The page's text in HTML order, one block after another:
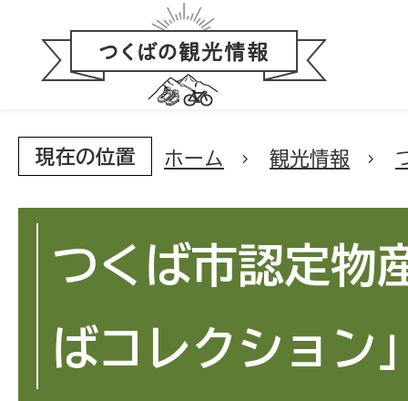
現在の位置 ホーム 観光情報
つくば市認定物
ばコレクション